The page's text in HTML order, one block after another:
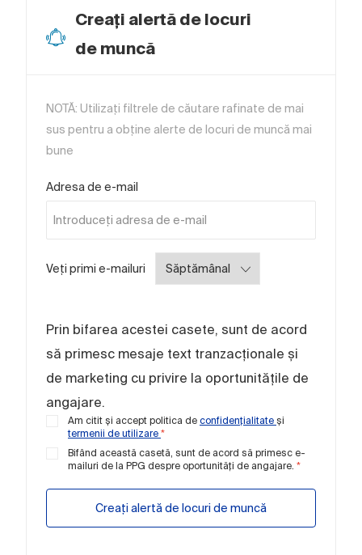
Creați alertă de locuri
de muncă
NOTĂ: Utilizați filtrele de căutare rafinate de mai
sus pentru a obține alerte de locuri de muncă mai
bune
Adresa de e-mail
Veți primi e-mailuri Required
Prin bifarea acestei casete, sunt de acord
să primesc mesaje text tranzacționale și
de marketing cu privire la oportunitățile de
angajare.
Am citit și accept politica de confidențialitate și
termenii de utilizare *
Bifând această casetă, sunt de acord să primesc e-
mailuri de la PPG despre oportunități de angajare. *
Creați alertă de locuri de muncă